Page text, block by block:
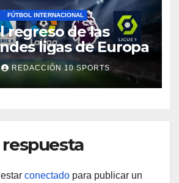
FÚTBOL INTERNACIONAL
regreso de las
ligas de Europa
REDACCIÓN 10 SPORTS
conectado para publicar un